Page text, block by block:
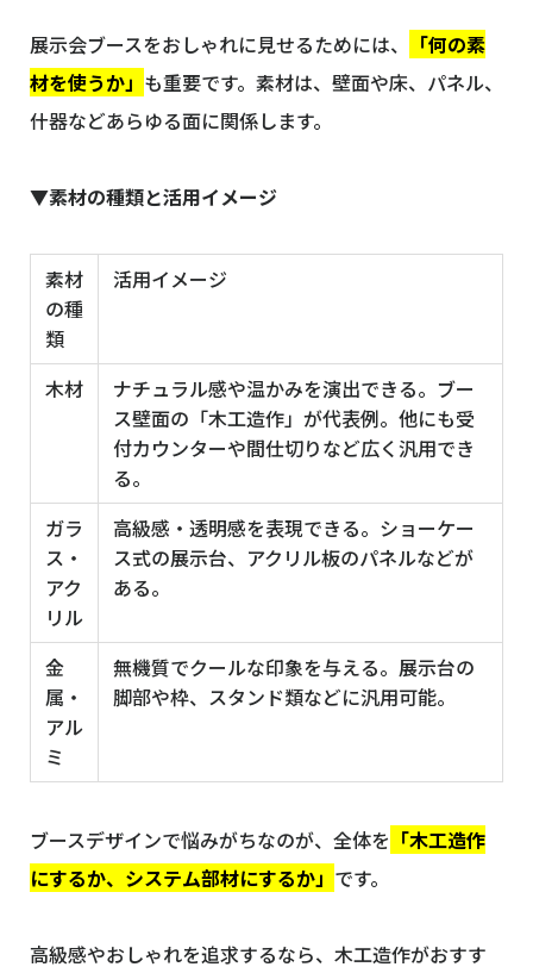
展示会ブースをおしゃれに見せるためには、
「何の素
材を使うか」 も重要です。素材は、壁面や床、パネル、
什器などあらゆる面に関係します。
▼素材の種類と活用イメージ
素材
の種
類
活用イメージ
木材
ナチュラル感や温かみを演出できる。ブー
ス壁面の「木工造作」が代表例。他にも受
付カウンターや間仕切りなど広く汎用でき
る。
ガラ
ス・
アク
リル
高級感・透明感を表現できる。ショーケー
ス式の展示台、アクリル板のパネルなどが
ある。
金
属・
アル
ミ
無機質でクールな印象を与える。展示台の
脚部や枠、スタンド類などに汎用可能。
ブースデザインで悩みがちなのが、全体を 「木工造作
にするか、システム部材にするか」 です。
高級感やおしゃれを追求するなら、木工造作がおすす